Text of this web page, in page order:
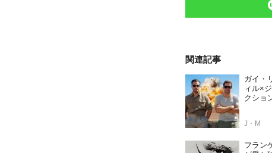
関連記事
ガイ・
ィル×
クショ
J・M
フラン